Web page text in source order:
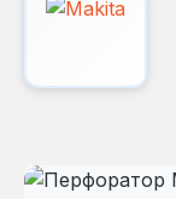
Пропустити